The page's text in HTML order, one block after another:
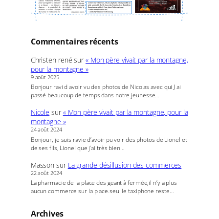
Commentaires récents
Christen rené sur« Mon père vivait par la montagne,
pour la montagne »
9 août 2025
Bonjour ravi d avoir vu des photos de Nicolas avec qui J ai
passé beaucoup de temps dans notre jeunesse…
Nicole sur« Mon père vivait par la montagne, pour la
montagne »
24 août 2024
Bonjour, je suis ravie d’avoir pu voir des photos de Lionel et
de ses fils, Lionel que j’ai très bien…
Masson sur La grande désillusion des commerces
22 août 2024
La pharmacie de la place des geant à fermée,il n’y a plus
aucun commerce sur la place.seul le taxiphone reste…
Archives